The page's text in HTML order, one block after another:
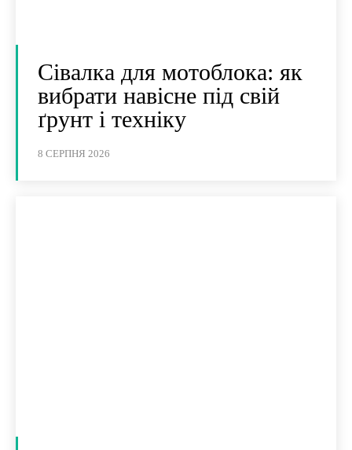
Сівалка для мотоблока: як
вибрати навісне під свій
ґрунт і техніку
8 СЕРПНЯ 2026